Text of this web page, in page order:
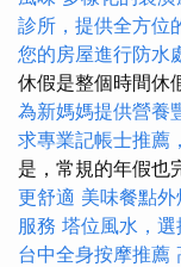
診所，提供全方位
您的房屋進行防水
休假是整個時間休
為新媽媽提供營養
求專業記帳士推薦
是，常規的年假也
更舒適 美味餐點
服務 塔位風水，
台中全身按摩推薦